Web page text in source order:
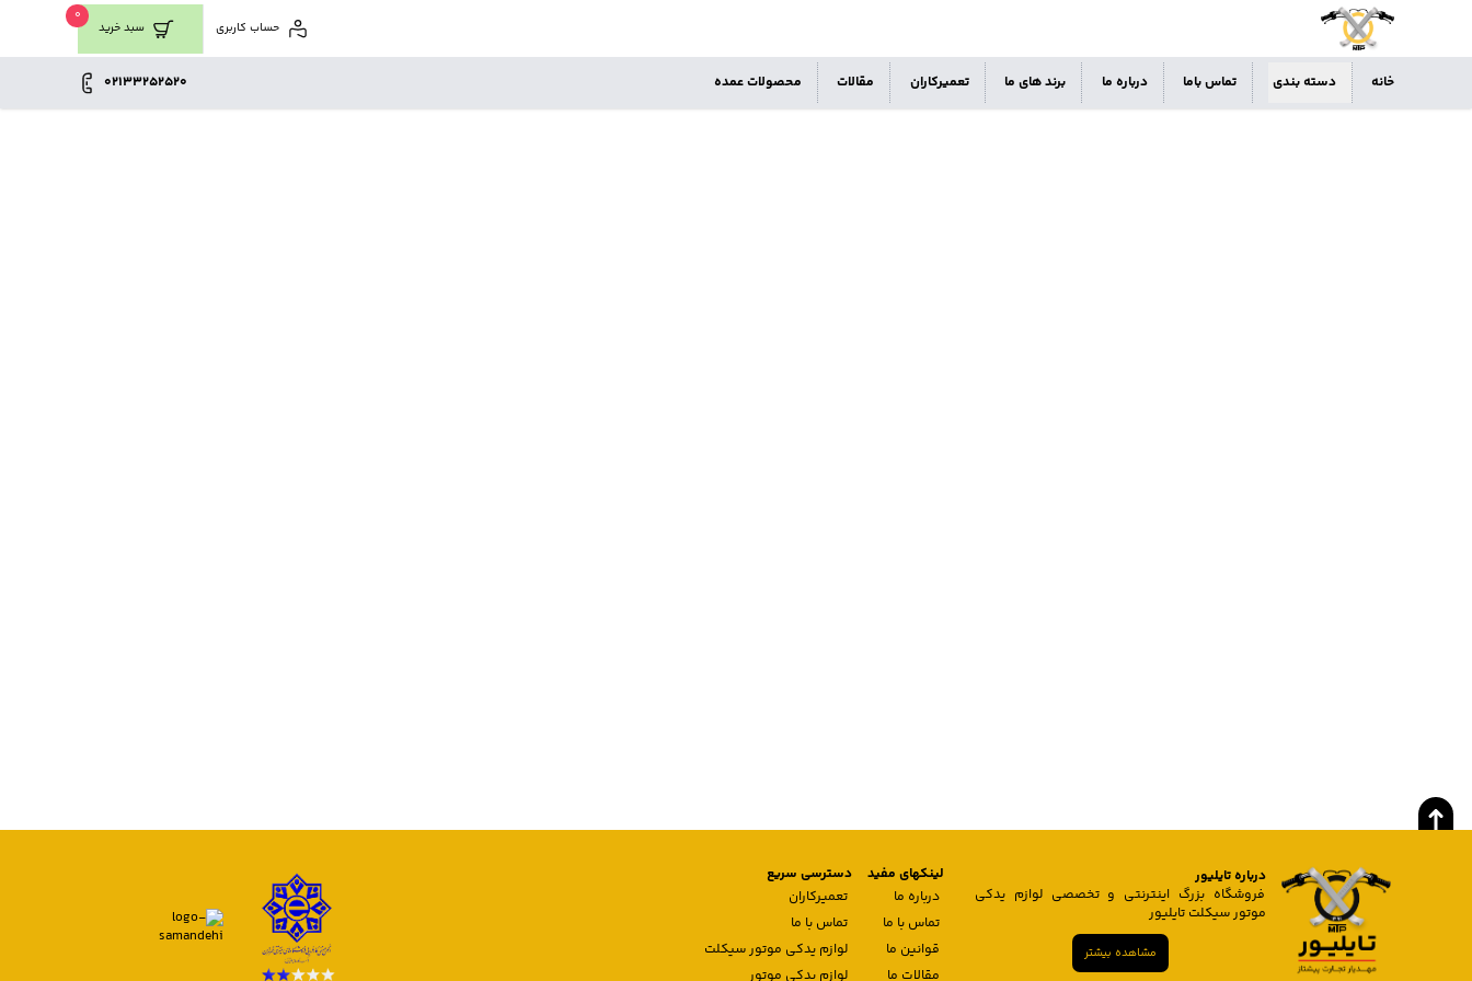
سبد خرید
0
حساب کاربری
خانه دسته بندی تماس باما درباره ما برند های ما تعمیرکاران مقالات محصولات عمده 02133252520
درباره تایلیور
فروشگاه بزرگ اینترنتی و تخصصی لوازم یدکی
موتور سیکلت تایلیور
مشاهده بیشتر
لینکهای مفید
درباره ما
تماس با ما
قوانین ما
مقالات ما
دسترسی سریع
تعمیرکاران
تماس با ما
لوازم یدکی موتور سیکلت
لوازم یدکی موتور